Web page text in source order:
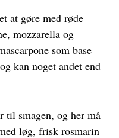
at gøre med røde
mozzarella og
som base
kan noget andet end
til smagen, og her må
løg, frisk rosmarin